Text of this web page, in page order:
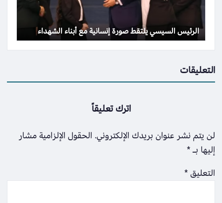
الرئيس السيسي يلتقط صورة إنسانية مع أبناء الشهداء
التعليقات
اترك تعليقاً
لن يتم نشر عنوان بريدك الإلكتروني. الحقول الإلزامية مشار
إليها بـ*
التعليق*